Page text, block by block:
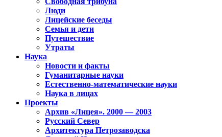
Люди
Лицейские беседы
Семья и дети
Путешествие
Утраты
Наука
Новости и факты
Гуманитарные науки
Естественно-математические науки
Наука в лицах
Проекты
Архив «Лицея». 2000 — 2003
Русский Север
Архитектура Петрозаводска